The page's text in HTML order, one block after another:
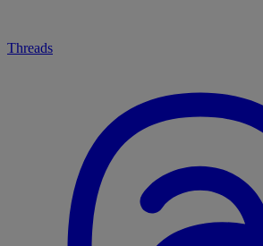
Threads